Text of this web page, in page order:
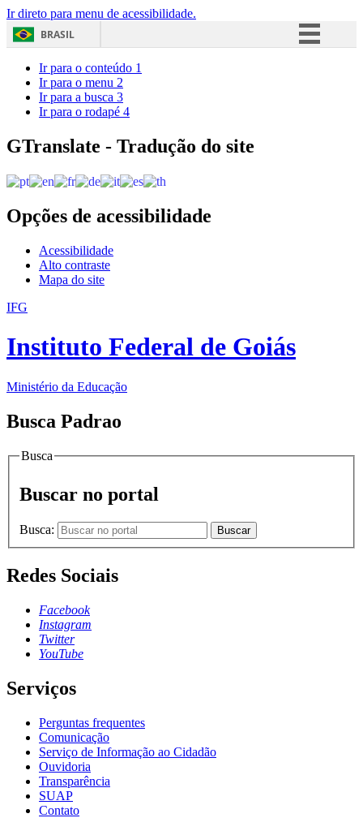
Ir direto para menu de acessibilidade.
BRASIL
Acesso à informação
Ir para o conteúdo 1
Ir para o menu 2
Ir para a busca 3
Ir para o rodapé 4
GTranslate - Tradução do site
Opções de acessibilidade
Acessibilidade
Alto contraste
Mapa do site
IFG
Instituto Federal de Goiás
Ministério da Educação
Busca Padrao
Busca
Buscar no portal
Busca: Buscar
Redes Sociais
Facebook
Instagram
Twitter
YouTube
Serviços
Perguntas frequentes
Comunicação
Serviço de Informação ao Cidadão
Ouvidoria
Transparência
SUAP
Contato